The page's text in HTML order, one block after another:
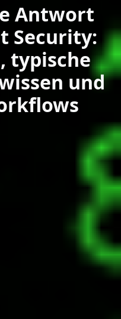
Antwort
Security:
typische
und